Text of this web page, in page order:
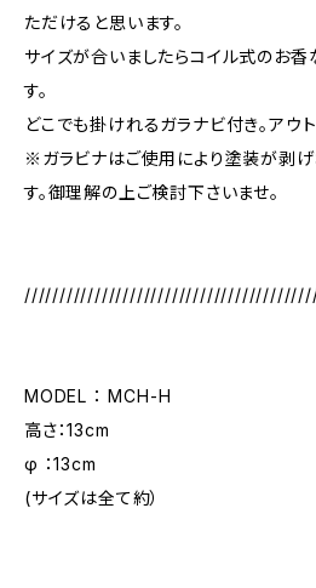
ただけると思います。
サイズが合いましたらコイル式のお
す。
どこでも掛けれるガラナビ付き。アウ
※ガラビナはご使用により塗装が剥
す。御理解の上ご検討下さいませ。
MODEL ： MCH-H
高さ：13cm
φ ：13cm
(サイズは全て約）